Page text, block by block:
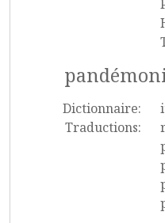
Dictionnaire:
Traductions: